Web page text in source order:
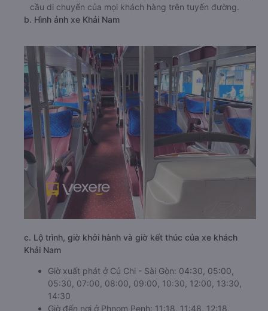
cầu di chuyển của mọi khách hàng trên tuyến đường.
b. Hình ảnh xe Khải Nam
c. Lộ trình, giờ khởi hành và giờ kết thúc của xe khách
Khải Nam
Giờ xuất phát ở Củ Chi - Sài Gòn: 04:30, 05:00,
05:30, 07:00, 08:00, 09:00, 10:30, 12:00, 13:30,
14:30
Giờ đến nơi ở Phnom Penh: 11:18, 11:48, 12:18,